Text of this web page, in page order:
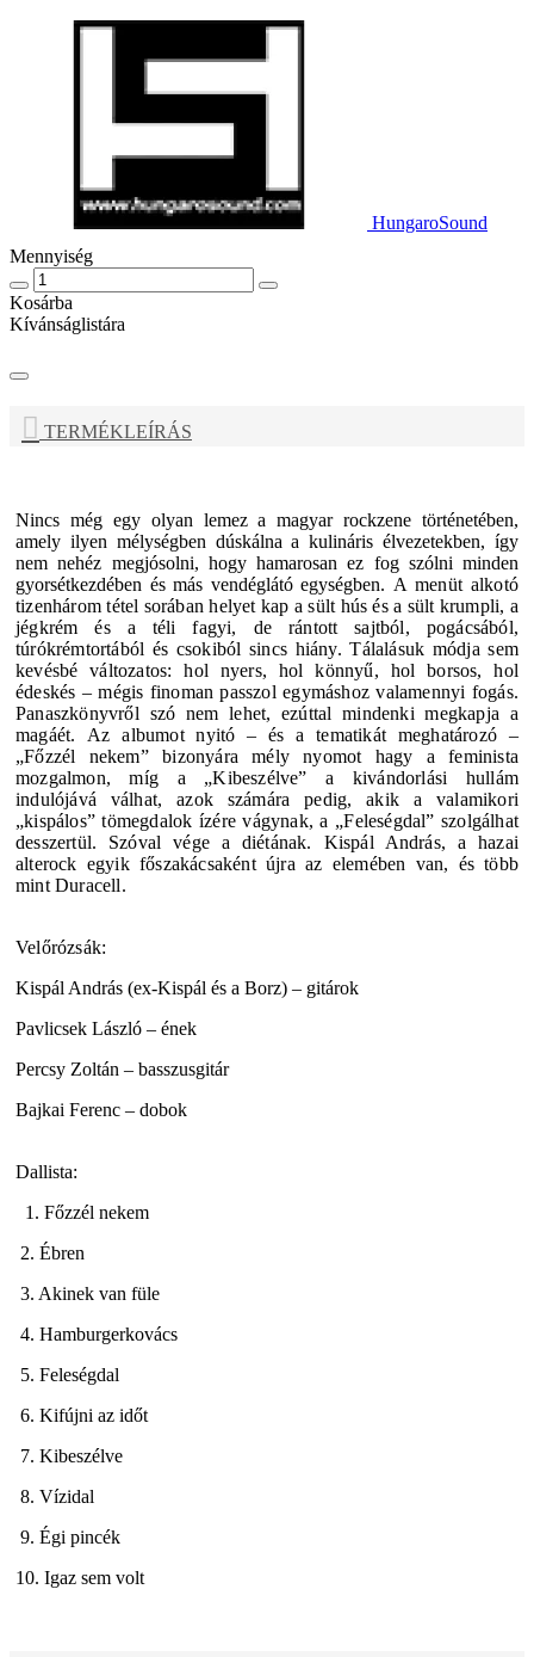
HungaroSound
Mennyiség
Kosárba
Kívánságlistára
TERMÉKLEÍRÁS
Nincs még egy olyan lemez a magyar rockzene történetében,
amely ilyen mélységben dúskálna a kulináris élvezetekben, így
nem nehéz megjósolni, hogy hamarosan ez fog szólni minden
gyorsétkezdében és más vendéglátó egységben. A menüt alkotó
tizenhárom tétel sorában helyet kap a sült hús és a sült krumpli, a
jégkrém és a téli fagyi, de rántott sajtból, pogácsából,
túrókrémtortából és csokiból sincs hiány. Tálalásuk módja sem
kevésbé változatos: hol nyers, hol könnyű, hol borsos, hol
édeskés – mégis finoman passzol egymáshoz valamennyi fogás.
Panaszkönyvről szó nem lehet, ezúttal mindenki megkapja a
magáét. Az albumot nyitó – és a tematikát meghatározó –
„Főzzél nekem” bizonyára mély nyomot hagy a feminista
mozgalmon, míg a „Kibeszélve” a kivándorlási hullám
indulójává válhat, azok számára pedig, akik a valamikori
„kispálos” tömegdalok ízére vágynak, a „Feleségdal” szolgálhat
desszertül. Szóval vége a diétának. Kispál András, a hazai
alterock egyik főszakácsaként újra az elemében van, és több
mint Duracell.
Velőrózsák:
Kispál András (ex-Kispál és a Borz) – gitárok
Pavlicsek László – ének
Percsy Zoltán – basszusgitár
Bajkai Ferenc – dobok
Dallista:
1. Főzzél nekem
2. Ébren
3. Akinek van füle
4. Hamburgerkovács
5. Feleségdal
6. Kifújni az időt
7. Kibeszélve
8. Vízidal
9. Égi pincék
10. Igaz sem volt